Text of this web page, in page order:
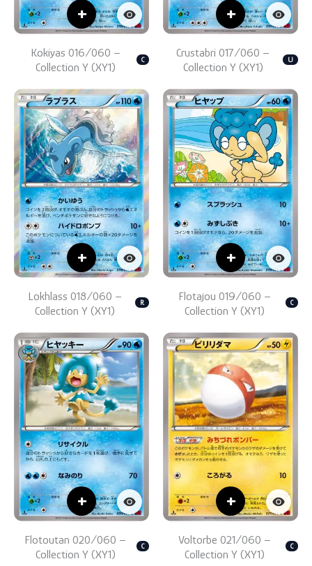
+
Kokiyas 016/060 –
Collection Y (XY1)
C
+
Crustabri 017/060 –
Collection Y (XY1)
U
+
Lokhlass 018/060 –
Collection Y (XY1)
R
+
Flotajou 019/060 –
Collection Y (XY1)
C
+
Flotoutan 020/060 –
Collection Y (XY1)
C
+
Voltorbe 021/060 –
Collection Y (XY1)
C